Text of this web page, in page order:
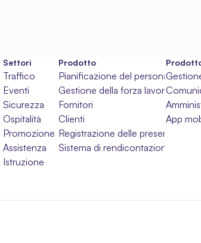
Settori
Traffico
Eventi
Sicurezza
Ospitalità
Promozione
Assistenza
Istruzione
Prodotto
Pianificazione del personale
Gestione della forza lavoro
Fornitori
Clienti
Registrazione delle presenze
Sistema di rendicontazione
App